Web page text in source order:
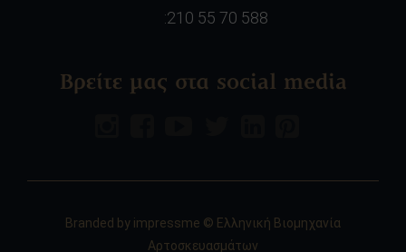
:210 55 70 588
Βρείτε μας στα social media
Branded by impressme © Ελληνική Βιομηχανία
Αρτοσκευασμάτων